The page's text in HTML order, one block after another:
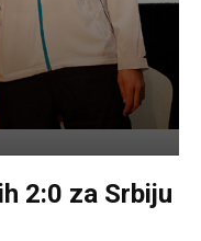
2:0 za Srbiju